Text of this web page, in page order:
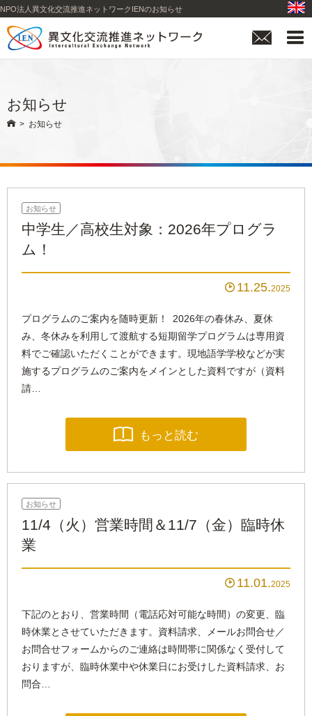
NPO法人異文化交流推進ネットワークIENのお知らせ
 
お知らせ
> お知らせ
お知らせ
中学生／高校生対象：2026年プログラ
ム！
 11.25 2025
プログラムのご案内を随時更新！ 2026年の春休み、夏休
み、冬休みを利用して渡航する短期留学プログラムは専用資
料でご確認いただくことができます。現地語学学校などが実
施するプログラムのご案内をメインとした資料ですが（資料
請…
 もっと読む
お知らせ
11/4（火）営業時間＆11/7（金）臨時休
業
 11.01 2025
下記のとおり、営業時間（電話応対可能な時間）の変更、臨
時休業とさせていただきます。資料請求、メールお問合せ／
お問合せフォームからのご連絡は時間帯に関係なく受付して
おりますが、臨時休業中や休業日にお受けした資料請求、お
問合…